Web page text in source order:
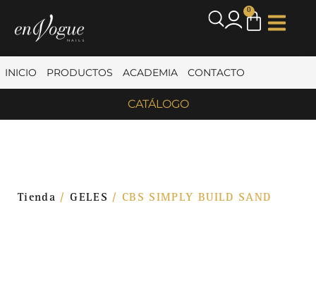
0
INICIO PRODUCTOS ACADEMIA CONTACTO
CATÁLOGO
Tienda /GELES / CBS SIMPLY BUILD SAND